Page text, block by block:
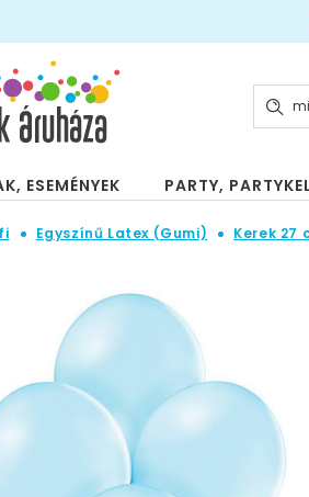
ESEMÉNYEK PARTY,
Egyszínű Latex (Gumi) Kerek 27